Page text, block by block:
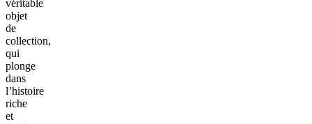
véritable
objet
de
collection,
qui
plonge
dans
l’histoire
riche
et